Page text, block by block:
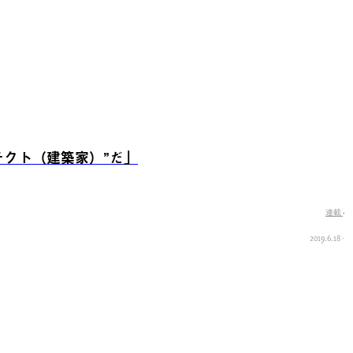
ト（建築家）”だ」
連載·
2019.6.18·